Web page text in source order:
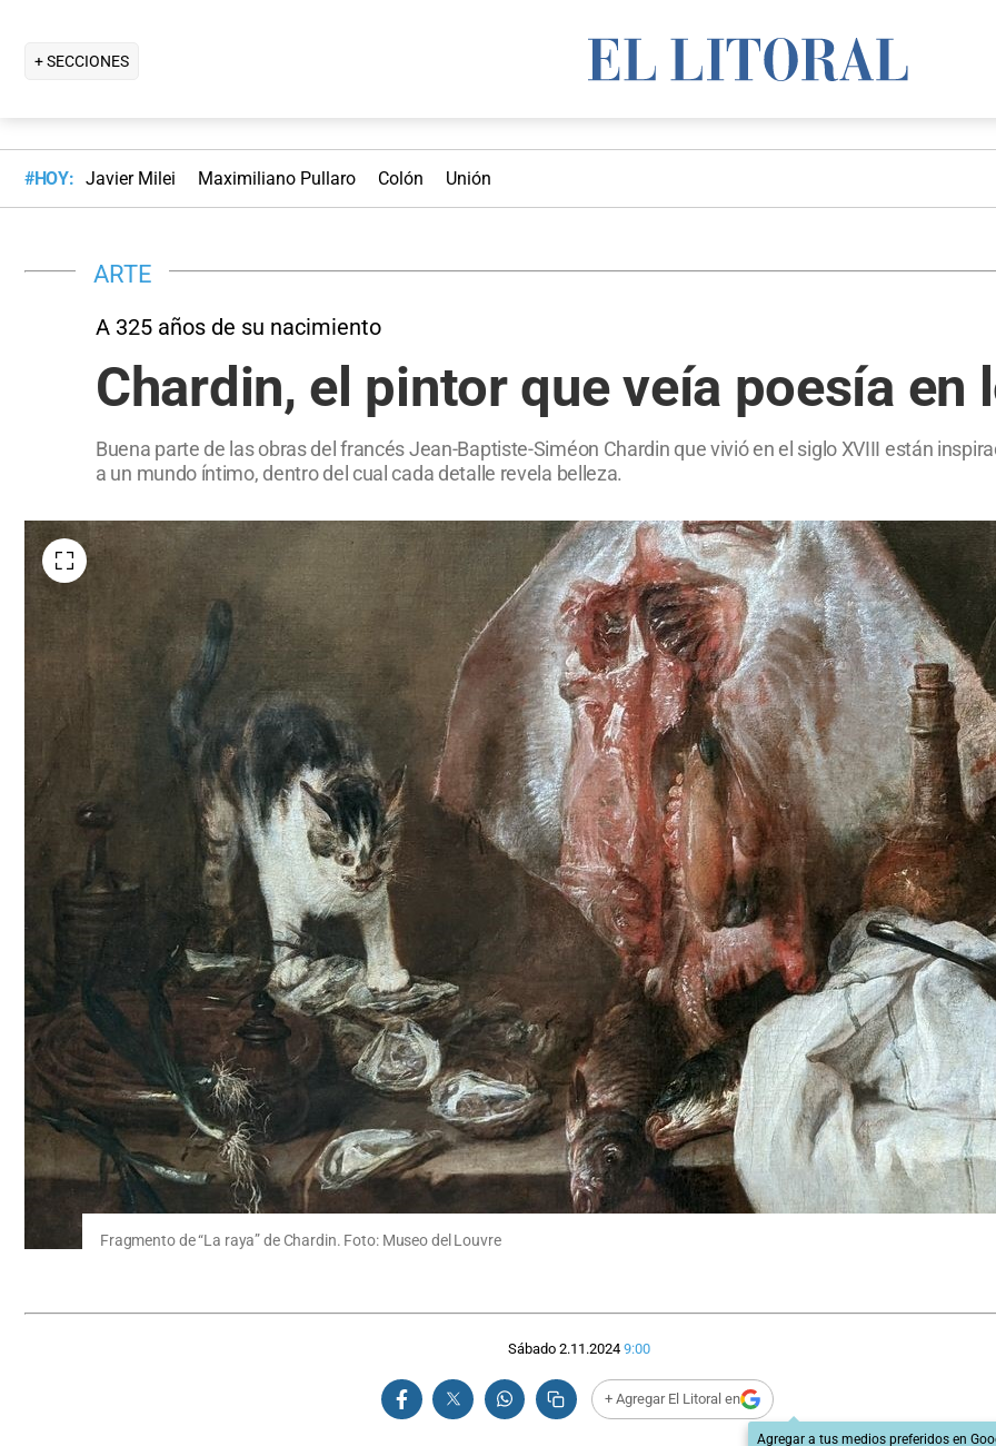
+ SECCIONES
#HOY: Javier Milei Maximiliano Pullaro Colón Unión
ARTE
A 325 años de su nacimiento
Chardin, el pintor que veía poesía en
Buena parte de las obras del francés Jean-Baptiste-Siméon Chardin que vivió en el siglo XVIII están
a un mundo íntimo, dentro del cual cada detalle revela belleza.
Fragmento de “La raya” de Chardin. Foto: Museo del Louvre
Sábado 2.11.2024 9:00
+ Agregar El Litoral en
Agregar a tus medios preferidos en